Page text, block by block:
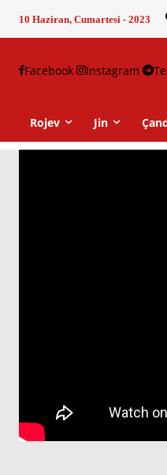
10 Haziran, Cumartesi - 2023
Facebook Instagram
Rojev Jin